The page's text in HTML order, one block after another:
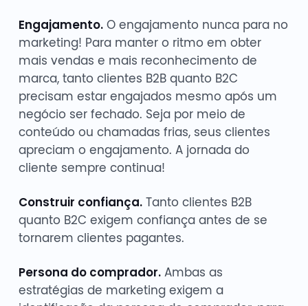
Engajamento.O engajamento nunca para no
marketing! Para manter o ritmo em obter
mais vendas e mais reconhecimento de
marca, tanto clientes B2B quanto B2C
precisam estar engajados mesmo após um
negócio ser fechado. Seja por meio de
conteúdo ou chamadas frias, seus clientes
apreciam o engajamento. A jornada do
cliente sempre continua!
Construir confiança.Tanto clientes B2B
quanto B2C exigem confiança antes de se
tornarem clientes pagantes.
Persona do comprador.Ambas as
estratégias de marketing exigem a